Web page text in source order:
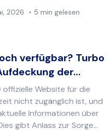
2026 5 min gelesen
verfügbar? Turbo
der...
offizielle Website für die
nicht zugänglich ist, und
Informationen über
gibt Anlass zur Sorge...